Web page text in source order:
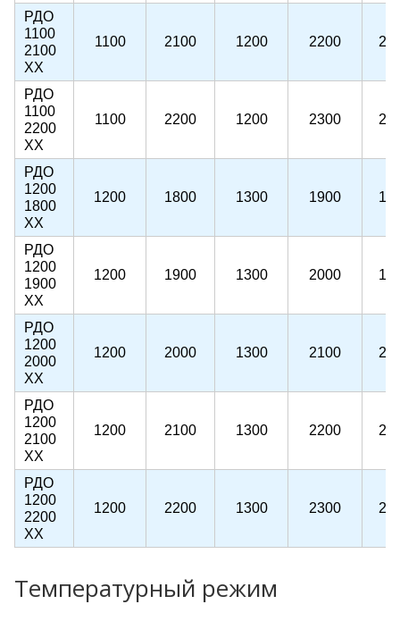
РДО
1100
2100
ХХ
1100 2100 1200 2200
РДО
1100
2200
ХХ
1100 2200 1200 2300
РДО
1200
1800
ХХ
1200 1800 1300 1900
РДО
1200
1900
ХХ
1200 1900 1300 2000
РДО
1200
2000
ХХ
1200 2000 1300 2100
РДО
1200
2100
ХХ
1200 2100 1300 2200
РДО
1200
2200
ХХ
1200 2200 1300 2300
Температурный режим